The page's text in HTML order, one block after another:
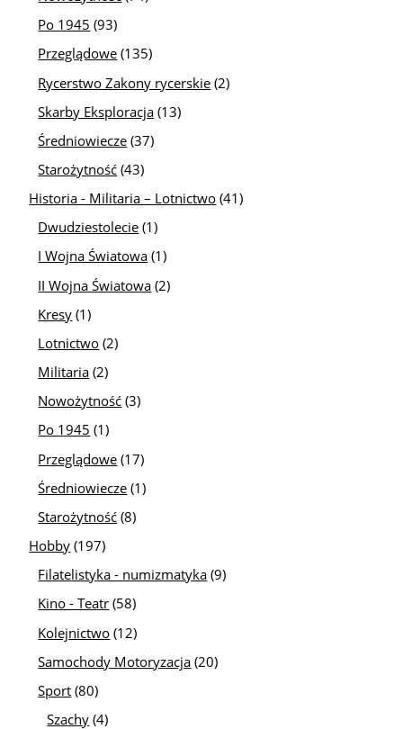
Po 1945 (93)
Przeglądowe (135)
Rycerstwo Zakony rycerskie (2)
Skarby Eksploracja (13)
Średniowiecze (37)
Starożytność (43)
Historia - Militaria – Lotnictwo (41)
Dwudziestolecie (1)
I Wojna Światowa (1)
II Wojna Światowa (2)
Kresy (1)
Lotnictwo (2)
Militaria (2)
Nowożytność (3)
Po 1945 (1)
Przeglądowe (17)
Średniowiecze (1)
Starożytność (8)
Hobby (197)
Filatelistyka - numizmatyka (9)
Kino - Teatr (58)
Kolejnictwo (12)
Samochody Motoryzacja (20)
Sport (80)
Szachy (4)